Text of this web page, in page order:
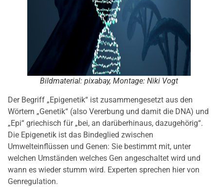
Bildmaterial: pixabay, Montage: Niki Vogt
Der Begriff „Epigenetik“ ist zusammengesetzt aus den
Wörtern „Genetik“ (also Vererbung und damit die DNA) und
„Epi“ griechisch für „bei, an darüberhinaus, dazugehörig“.
Die Epigenetik ist das Bindeglied zwischen
Umwelteinflüssen und Genen: Sie bestimmt mit, unter
welchen Umständen welches Gen angeschaltet wird und
wann es wieder stumm wird. Experten sprechen hier von
Genregulation.